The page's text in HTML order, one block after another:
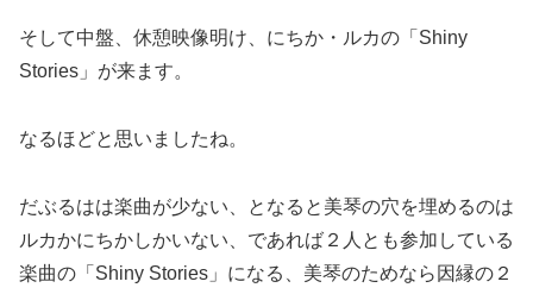
そして中盤、休憩映像明け、にちか・ルカの「Shiny
Stories」が来ます。
なるほどと思いましたね。
だぶるはは楽曲が少ない、となると美琴の穴を埋めるのは
ルカかにちかしかいない、であれば２人とも参加している
楽曲の「Shiny Stories」になる、美琴のためなら因縁の２